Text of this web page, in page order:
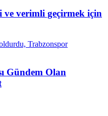
verimli geçirmek için
Gündem Olan